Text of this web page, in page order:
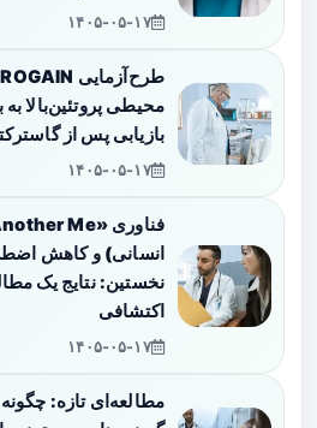
۱۴۰۵-۰۵-۱۷
محیطی پروتئین‌بالا به
بازیابی پس از
۱۴۰۵-۰۵-۱۷
انسانی) و کاهش
نخستین: نتایج یک
اکتشافی
۱۴۰۵-۰۵-۱۷
مطالعه‌ای تازه: